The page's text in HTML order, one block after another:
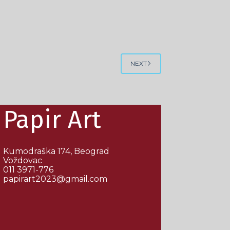
NEXT
Papir Art
Kumodraška 174, Beograd
Voždovac
011 3971-776
papirart2023@gmail.com